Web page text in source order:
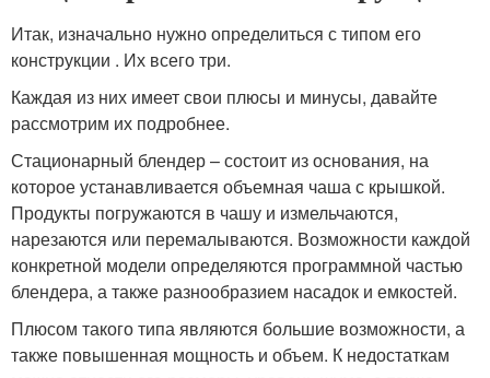
Итак, изначально нужно определиться с типом его
конструкции . Их всего три.
Каждая из них имеет свои плюсы и минусы, давайте
рассмотрим их подробнее.
Стационарный блендер – состоит из основания, на
которое устанавливается объемная чаша с крышкой.
Продукты погружаются в чашу и измельчаются,
нарезаются или перемалываются. Возможности каждой
конкретной модели определяются программной частью
блендера, а также разнообразием насадок и емкостей.
Плюсом такого типа являются большие возможности, а
также повышенная мощность и объем. К недостаткам